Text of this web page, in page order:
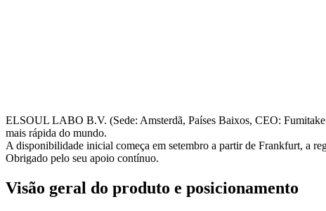
ELSOUL LABO B.V. (Sede: Amsterdã, Países Baixos, CEO:
mais rápida do mundo.
A disponibilidade inicial começa em setembro a partir de Frankfurt, a
Obrigado pelo seu apoio contínuo.
Visão geral do produto e posicionamento